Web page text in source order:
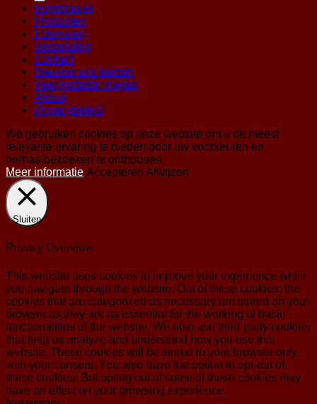
Houtdraaier
Producten
Fotogalerij
Verzending
Contact
Waarom ons kiezen
Veelgestelde vragen
Afdruk
Privacybeleid
We gebruiken cookies op onze website om u de meest
relevante ervaring te bieden door uw voorkeuren en
herhaalbezoeken te onthouden.
Meer informatie Accepteren Afwijzen
Sluiten
Privacy Overview
This website uses cookies to improve your experience while
you navigate through the website. Out of these cookies, the
cookies that are categorized as necessary are stored on your
browser as they are as essential for the working of basic
functionalities of the website. We also use third-party cookies
that help us analyze and understand how you use this
website. These cookies will be stored in your browser only
with your consent. You also have the option to opt-out of
these cookies. But opting out of some of these cookies may
have an effect on your browsing experience.